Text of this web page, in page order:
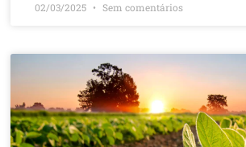
02/03/2025 Sem comentários